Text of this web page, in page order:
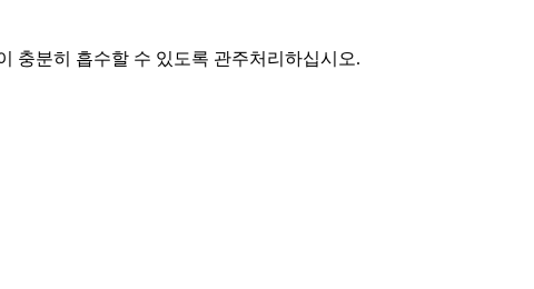
충분히 흡수할 수 있도록 관주처리하십시오.